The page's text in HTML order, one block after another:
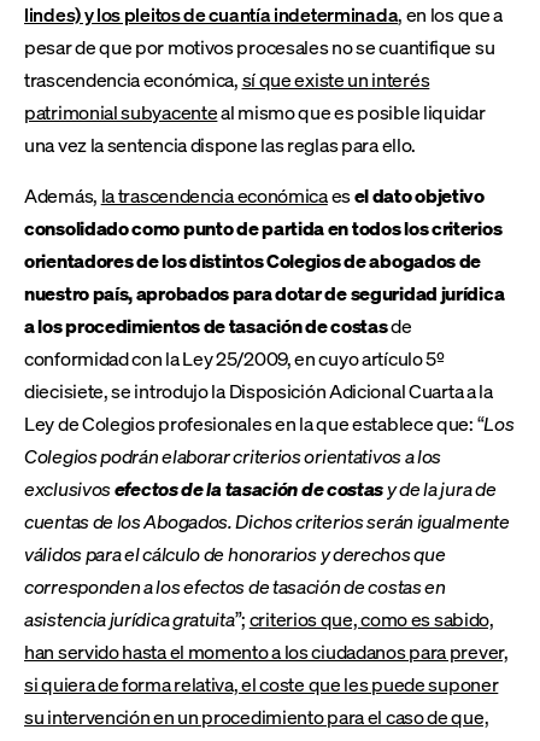
lindes) y los pleitos de cuantía indeterminada, en los que a
pesar de que por motivos procesales no se cuantifique su
trascendencia económica,sí que existe un interés
patrimonial subyacenteal mismo que es posible liquidar
una vez la sentencia dispone las reglas para ello.
Además, la trascendencia económicaesel dato objetivo
consolidado como punto de partida en todos los criterios
orientadores de los distintos Colegios de abogados de
nuestro país, aprobados para dotar de seguridad jurídica
a los procedimientos de tasación de costasde
conformidad con la Ley 25/2009, en cuyo artículo 5º
diecisiete, se introdujo la Disposición Adicional Cuarta a la
Ley de Colegios profesionales en la que establece que: “Los
Colegios podrán elaborar criterios orientativos a los
exclusivosefectos de la tasación de costasy de la jura de
cuentas de los Abogados. Dichos criterios serán igualmente
válidos para el cálculo de honorarios y derechos que
corresponden a los efectos de tasación de costas en
asistencia jurídica gratuita”;criterios que, como es sabido,
han servido hasta el momento a los ciudadanos para prever,
si quiera de forma relativa, el coste que les puede suponer
su intervención en un procedimiento para el caso de que,